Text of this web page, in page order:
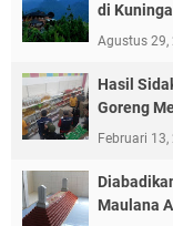
di
Agustus 29,
Hasil
Goreng
Februari
Maulana